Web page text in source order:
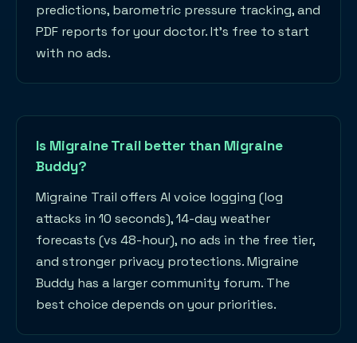
predictions, barometric pressure tracking, and
PDF reports for your doctor. It's free to start
with no ads.
Is Migraine Trail better than Migraine
Buddy?
Migraine Trail offers AI voice logging (log
attacks in 10 seconds), 14-day weather
forecasts (vs 48-hour), no ads in the free tier,
and stronger privacy protections. Migraine
Buddy has a larger community forum. The
best choice depends on your priorities.